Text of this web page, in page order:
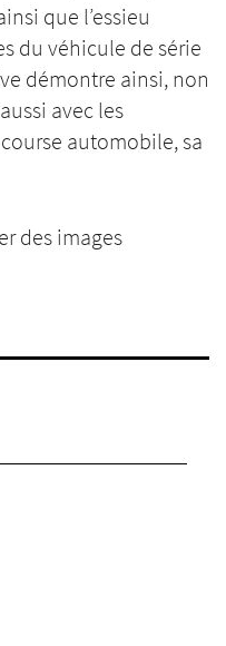
que l’essieu
du véhicule de série
démontre ainsi, non
avec les
automobile, sa
des images